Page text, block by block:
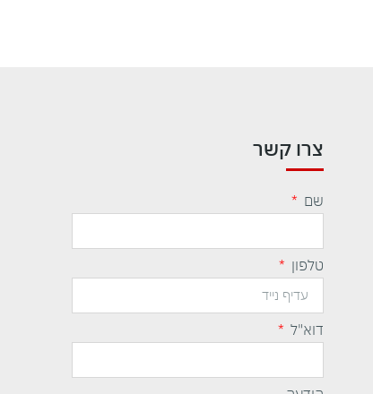
צרו קשר
שם
טלפון
דוא"ל